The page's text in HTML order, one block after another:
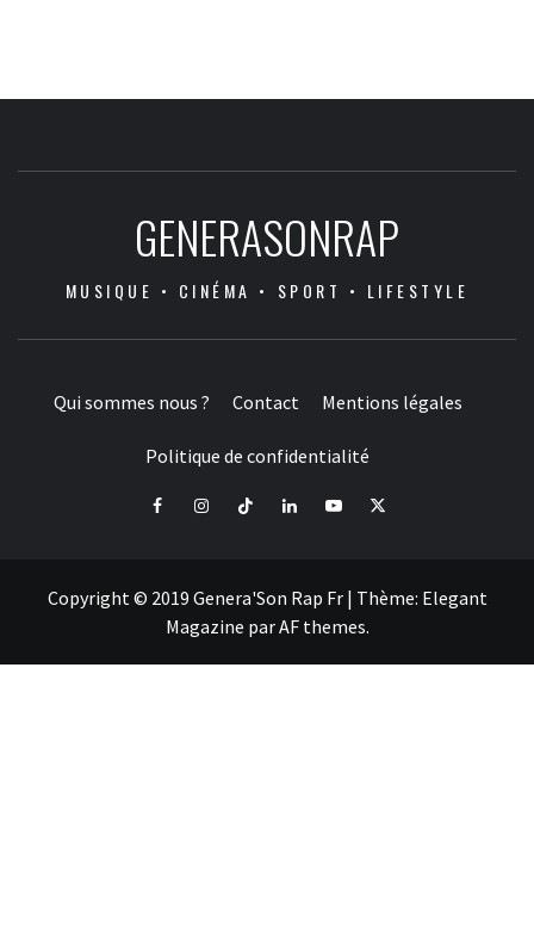
GENERASONRAP
MUSIQUE • CINÉMA • SPORT • LIFESTYLE
Qui sommes nous ? Contact Mentions légales
Politique de confidentialité
FacebookInstagramTiktok LinkedInYoutube
X
Copyright © 2019 Genera'Son Rap Fr | Thème: Elegant
Magazine parAF themes.